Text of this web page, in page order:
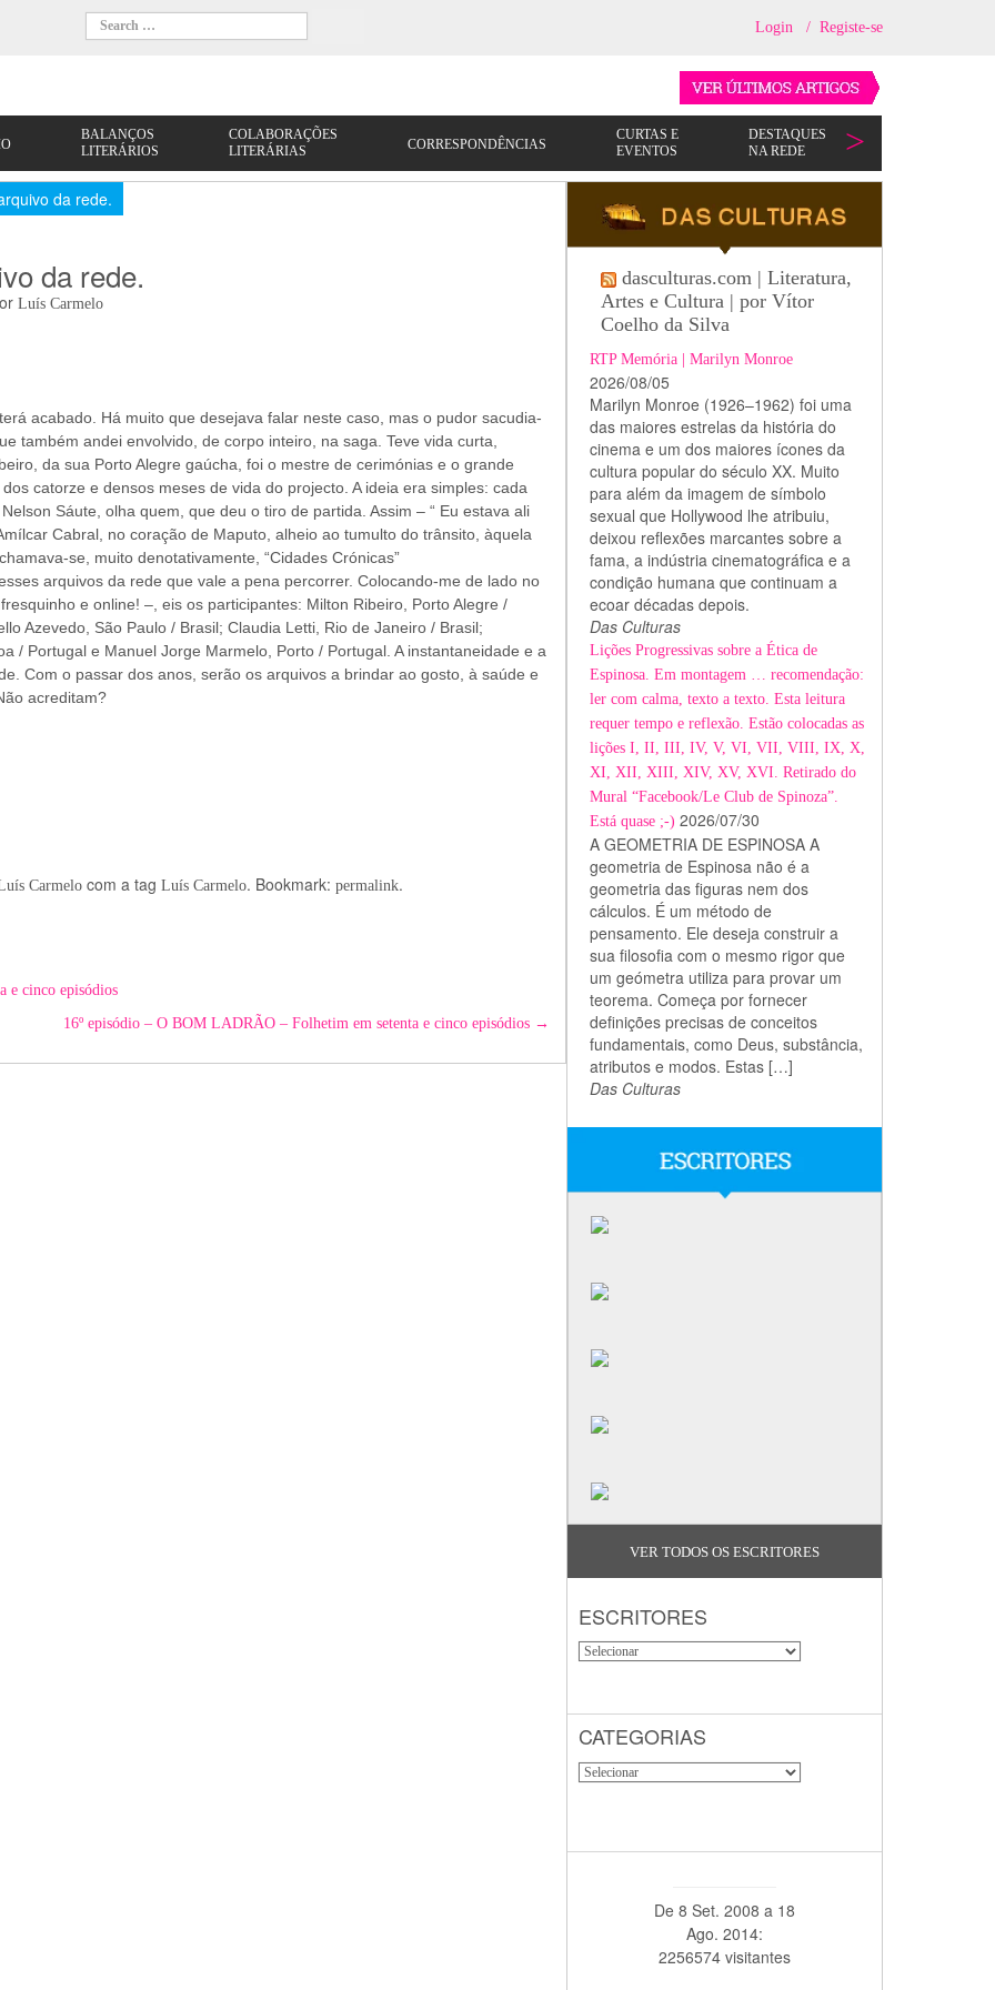
Login / Registe-se
da rede.
da rede.
Luís Carmelo
acabado. Há muito que desejava falar neste caso, mas o pudor sacudia-
também andei envolvido, de corpo inteiro, na saga. Teve vida curta,
da sua Porto Alegre gaúcha, foi o mestre de cerimónias e o grande
catorze e densos meses de vida do projecto. A ideia era simples: cada
Sáute, olha quem, que deu o tiro de partida. Assim – “ Eu estava ali
Cabral, no coração de Maputo, alheio ao tumulto do trânsito, àquela
se, muito denotativamente, “Cidades Crónicas”
arquivos da rede que vale a pena percorrer. Colocando-me de lado no
e online! –, eis os participantes: Milton Ribeiro, Porto Alegre /
Azevedo, São Paulo / Brasil; Claudia Letti, Rio de Janeiro / Brasil;
/ Portugal e Manuel Jorge Marmelo, Porto / Portugal. A instantaneidade e a
Com o passar dos anos, serão os arquivos a brindar ao gosto, à saúde e
acreditam?
Carmelocom a tag Luís Carmelo. Bookmark: permalink.
e cinco episódios
16º episódio – O BOM LADRÃO – Folhetim em setenta e cinco episódios →
dasculturas.com | Literatura,
Artes e Cultura | por Vítor
Coelho da Silva
RTP Memória | Marilyn Monroe
2026/08/05
Marilyn Monroe (1926–1962) foi uma
das maiores estrelas da história do
cinema e um dos maiores ícones da
cultura popular do século XX. Muito
para além da imagem de símbolo
sexual que Hollywood lhe atribuiu,
deixou reflexões marcantes sobre a
fama, a indústria cinematográfica e a
condição humana que continuam a
ecoar décadas depois.
Das Culturas
Lições Progressivas sobre a Ética de
Espinosa. Em montagem … recomendação:
ler com calma, texto a texto. Esta leitura
requer tempo e reflexão. Estão colocadas as
lições I, II, III, IV, V, VI, VII, VIII, IX, X,
XI, XII, XIII, XIV, XV, XVI. Retirado do
Mural “Facebook/Le Club de Spinoza”.
Está quase ;-) 2026/07/30
A GEOMETRIA DE ESPINOSA A
geometria de Espinosa não é a
geometria das figuras nem dos
cálculos. É um método de
pensamento. Ele deseja construir a
sua filosofia com o mesmo rigor que
um geómetra utiliza para provar um
teorema. Começa por fornecer
definições precisas de conceitos
fundamentais, como Deus, substância,
atributos e modos. Estas […]
Das Culturas
VER TODOS OS ESCRITORES
ESCRITORES
CATEGORIAS
De 8 Set. 2008 a 18
Ago. 2014:
2256574 visitantes